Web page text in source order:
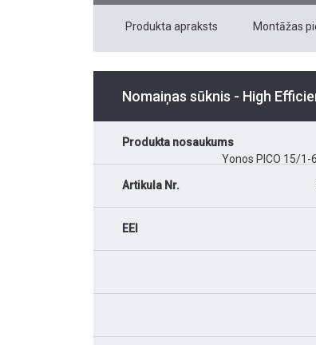
Produkta apraksts Montāžas
Nomaiņas sūknis - High
Produkta nosaukums
Yonos PICO 15/1-
Artikula Nr.
EEI